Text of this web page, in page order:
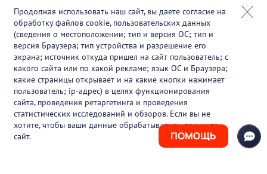
ПОМОЩЬ
Онлайн-события
Партнеры
О проекте
Вакансии
Блог
Контакты
Продолжая использовать наш сайт, вы даете согласие на
обработку файлов cookie, пользовательских данных
(сведения о местоположении; тип и версия ОС; тип и
версия Браузера; тип устройства и разрешение его
экрана; источник откуда пришел на сайт пользователь; с
какого сайта или по какой рекламе; язык ОС и Браузера;
какие страницы открывает и на какие кнопки нажимает
пользователь; ip-адрес) в целях функционирования
сайта, проведения ретаргетинга и проведения
статистических исследований и обзоров. Если вы не
хотите, чтобы ваши данные обрабатывались, покиньте
сайт.